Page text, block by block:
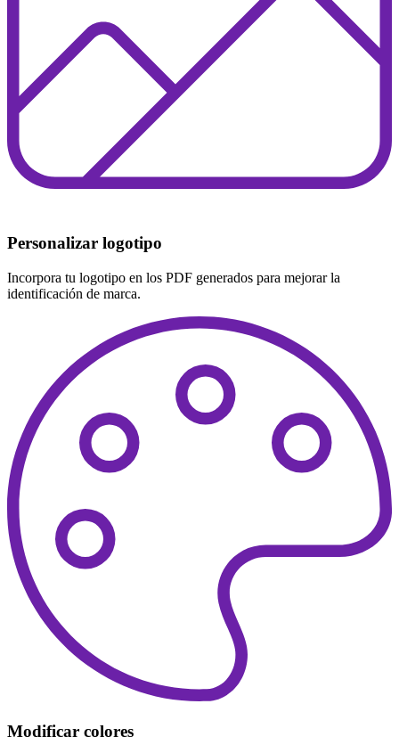
Personalizar logotipo
Incorpora tu logotipo en los PDF generados para mejorar la
identificación de marca.
Modificar colores